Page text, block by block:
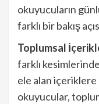
okuyucuların
farklı bir bakış
Toplumsal
farklı
ele alan içeriklere
okuyucular,